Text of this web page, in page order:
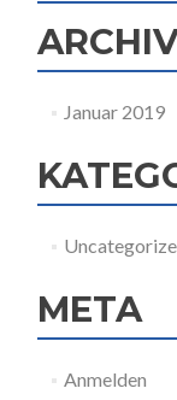
Januar 2019
META
Anmelden